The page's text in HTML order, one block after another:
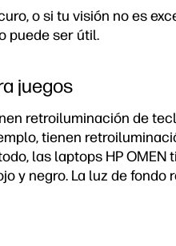
o si tu visión no es
puede ser útil.
juegos
retroiluminación de
tienen
las laptops HP OMEN
y negro. La luz de fondo